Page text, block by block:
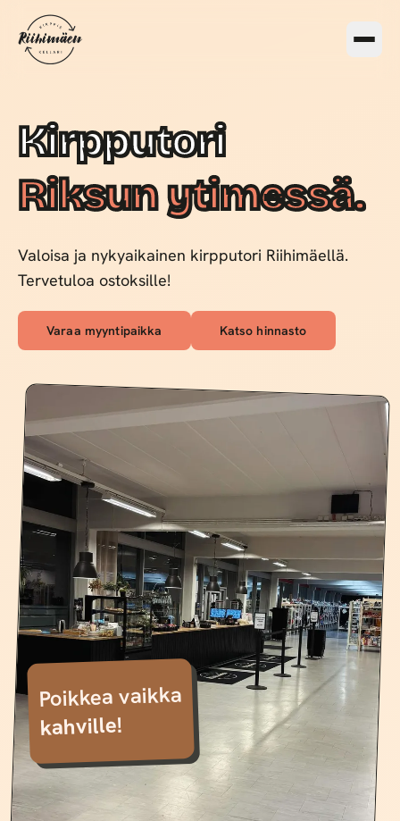
Kirpputori
Riksun ytimessä.
Valoisa ja nykyaikainen kirpputori Riihimäellä.
Tervetuloa ostoksille!
Varaa myyntipaikka Katso hinnasto
Poikkea vaikka
kahville!